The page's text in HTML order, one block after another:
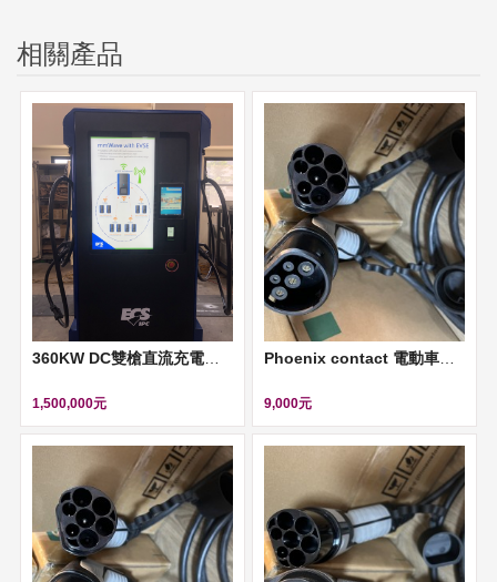
相關產品
1,500,000元 9,000元